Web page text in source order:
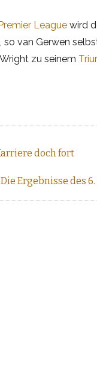
League wird
so van Gerwen
zu seinem
doch fort
Ergebnisse des